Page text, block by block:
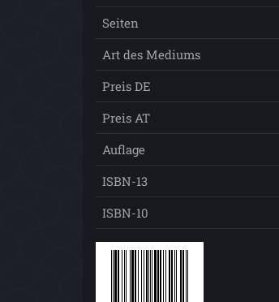
Seiten
Art des Mediums
Preis DE
Preis AT
Auflage
ISBN-13
ISBN-10